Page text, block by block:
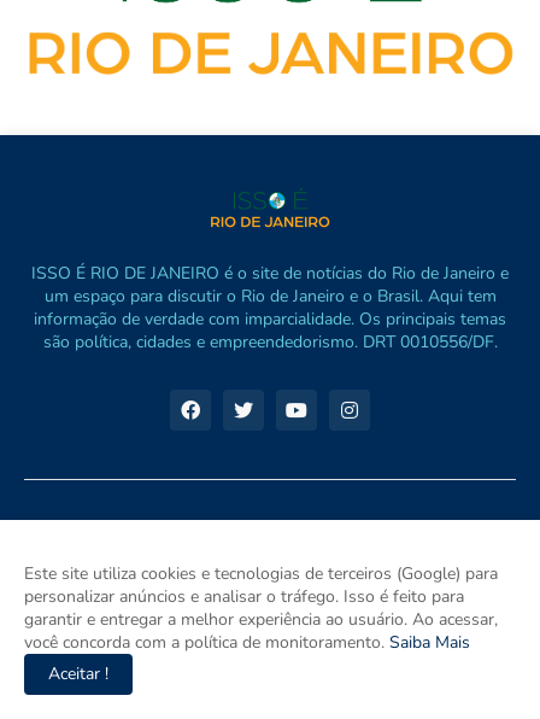
ISSO É RIO DE JANEIRO é o site de notícias do Rio de Janeiro e
um espaço para discutir o Rio de Janeiro e o Brasil. Aqui tem
informação de verdade com imparcialidade. Os principais temas
são política, cidades e empreendedorismo. DRT 0010556/DF.
Este site utiliza cookies e tecnologias de terceiros (Google) para
personalizar anúncios e analisar o tráfego. Isso é feito para
garantir e entregar a melhor experiência ao usuário. Ao acessar,
você concorda com a política de monitoramento. Saiba Mais
Aceitar !